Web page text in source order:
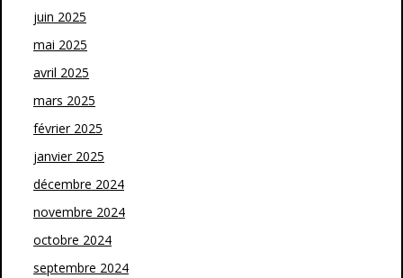
juin 2025
mai 2025
avril 2025
mars 2025
février 2025
janvier 2025
décembre 2024
novembre 2024
octobre 2024
septembre 2024